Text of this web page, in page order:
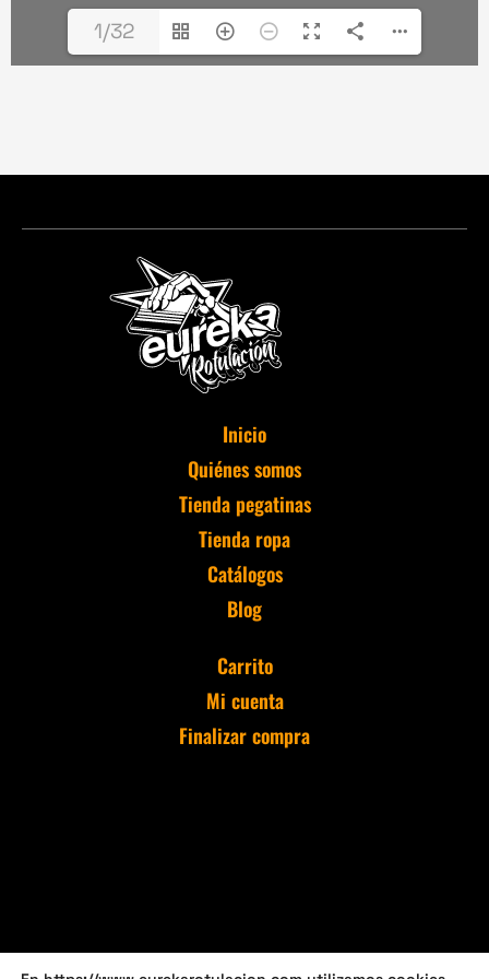
1/32
Inicio
Quiénes somos
Tienda pegatinas
Tienda ropa
Catálogos
Blog
Carrito
Mi cuenta
Finalizar compra